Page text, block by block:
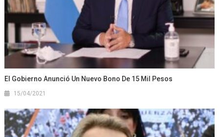
El Gobierno Anunció Un Nuevo Bono De 15 Mil Pesos
15/04/2021